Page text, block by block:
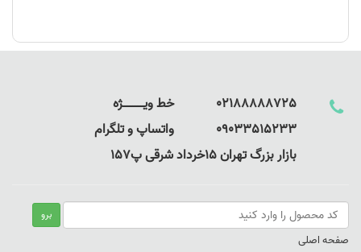
02188888725 خط ویـــــــــــــژه
09033515233 واتساپ و تلگرام
بازار بزرگ تهران 15خرداد شرقی پ157
صفحه اصلی